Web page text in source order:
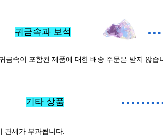
귀금속과 보석
금속이 포함된 제품에 대한 배송 주문은 받지 않습
기타 상품
관세가 부과됩니다.